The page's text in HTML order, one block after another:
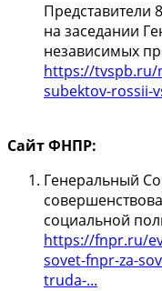
Представители
на заседании
независимых
https://tvspb.ru/
subektov-rossii-
Сайт ФНПР:
Генеральный
социальной
https://fnpr.ru/
sovet-fnpr-za-
truda-...